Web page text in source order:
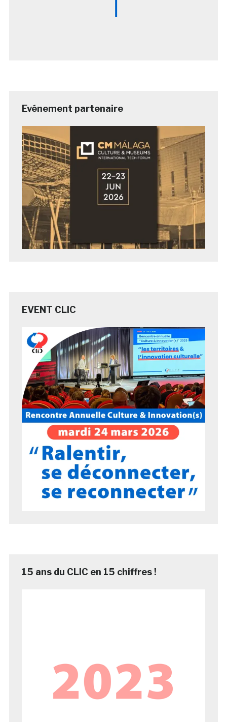
Evénement partenaire
EVENT CLIC
15 ans du CLIC en 15 chiffres !